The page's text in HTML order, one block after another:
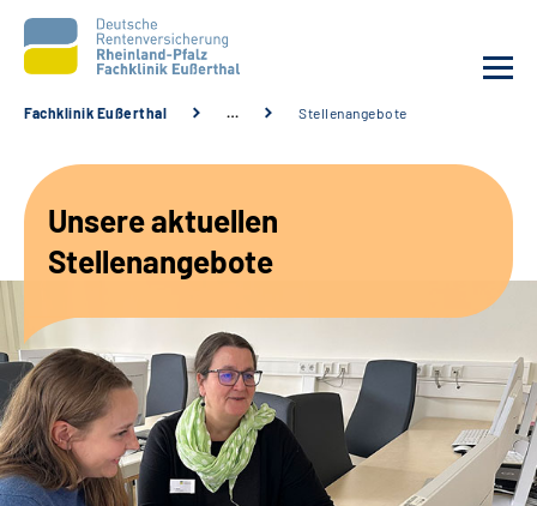
Unsere Angebote
Karriere
Beratungsstellen &
Zuweisende
Fachklinik Eußerthal … Stellenangebote
Unsere aktuellen
Stellenangebote